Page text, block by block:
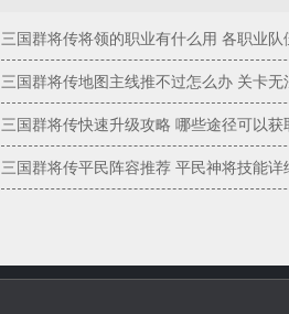
三国群将传将领的职业有什么用 各职业队
三国群将传地图主线推不过怎么办 关卡无
三国群将传快速升级攻略 哪些途径可以获
三国群将传平民阵容推荐 平民神将技能详